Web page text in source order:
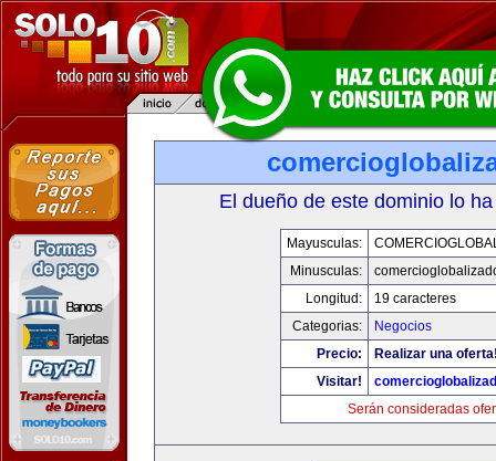
El dueño de este dominio lo
Mayusculas:
Minusculas:
Longitud:
19 caracteres
Categorias:
Negocios
Precio:
Realizar una
Visitar!
Serán consideradas